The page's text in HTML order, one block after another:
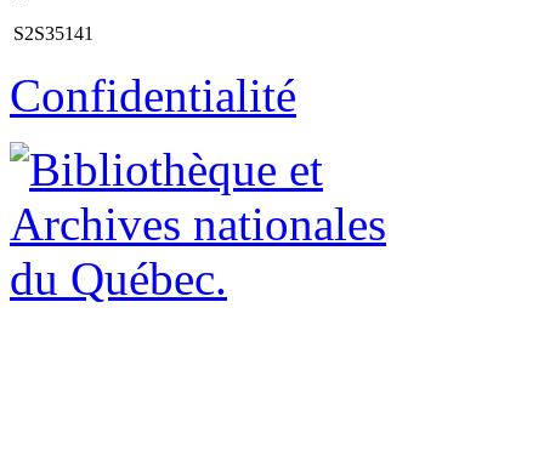
S2S35141
Confidentialité